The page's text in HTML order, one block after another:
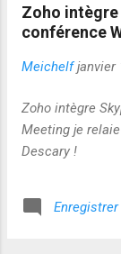
Zoho intègre
conférence
Meichelf janvier
Zoho intègre
Meeting je
Descary !